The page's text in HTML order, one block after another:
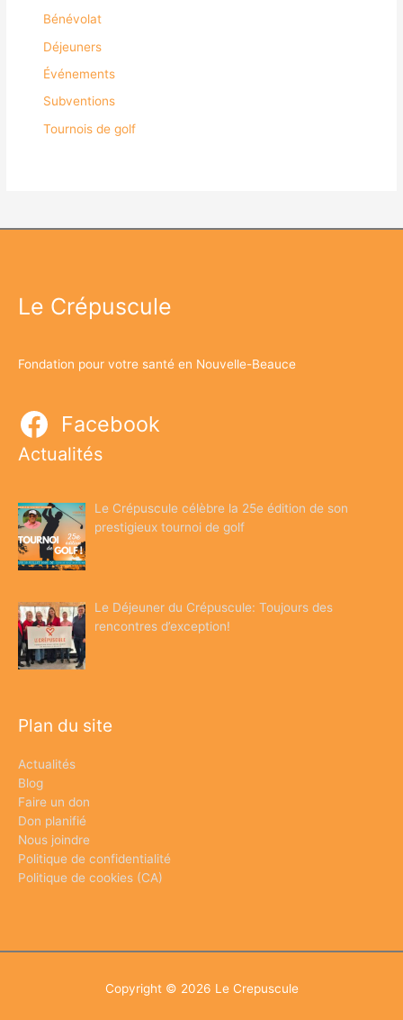
Bénévolat
Déjeuners
Événements
Subventions
Tournois de golf
Le Crépuscule
Fondation pour votre santé en Nouvelle-Beauce
Facebook
Actualités
Le Crépuscule célèbre la 25e édition de son
prestigieux tournoi de golf
Le Déjeuner du Crépuscule: Toujours des
rencontres d’exception!
Plan du site
Actualités
Blog
Faire un don
Don planifié
Nous joindre
Politique de confidentialité
Politique de cookies (CA)
Copyright © 2026 Le Crepuscule